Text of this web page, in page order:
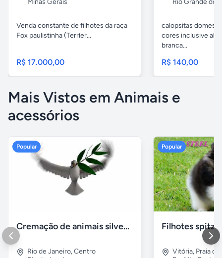
Minas Gerais
Venda constante de filhotes da raça
Fox paulistinha (Terríer...
R$ 17.000,00
Rio Grande do
calopsitas
cores inclusive
branca...
R$ 140,00
Mais Vistos em Animais e
acessórios
Popular
Cremação de animais silvestres
Rio de Janeiro,Centro
Popular
Vitória, Praia